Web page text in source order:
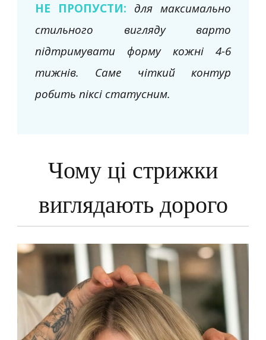
НЕ ПРОПУСТИ: для максимально
стильного вигляду варто
підтримувати форму кожні 4-6
тижнів. Саме чіткий контур
робить піксі статусним.
Чому ці стрижки
виглядають дорого